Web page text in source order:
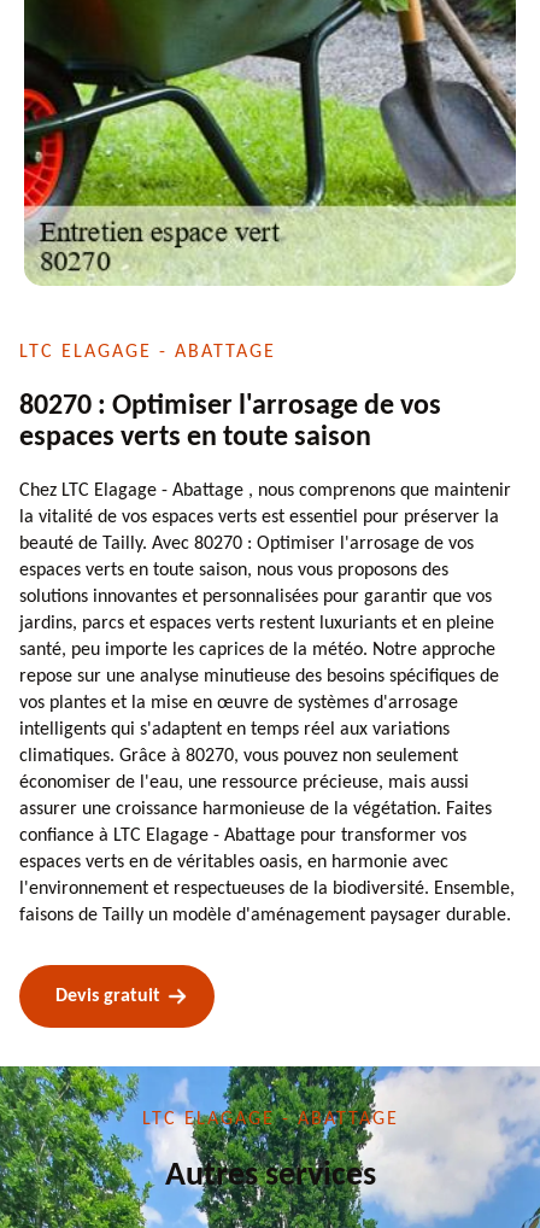
LTC ELAGAGE - ABATTAGE
80270 : Optimiser l'arrosage de vos
espaces verts en toute saison
Chez LTC Elagage - Abattage , nous comprenons que maintenir
la vitalité de vos espaces verts est essentiel pour préserver la
beauté de Tailly. Avec 80270 : Optimiser l'arrosage de vos
espaces verts en toute saison, nous vous proposons des
solutions innovantes et personnalisées pour garantir que vos
jardins, parcs et espaces verts restent luxuriants et en pleine
santé, peu importe les caprices de la météo. Notre approche
repose sur une analyse minutieuse des besoins spécifiques de
vos plantes et la mise en œuvre de systèmes d'arrosage
intelligents qui s'adaptent en temps réel aux variations
climatiques. Grâce à 80270, vous pouvez non seulement
économiser de l'eau, une ressource précieuse, mais aussi
assurer une croissance harmonieuse de la végétation. Faites
confiance à LTC Elagage - Abattage pour transformer vos
espaces verts en de véritables oasis, en harmonie avec
l'environnement et respectueuses de la biodiversité. Ensemble,
faisons de Tailly un modèle d'aménagement paysager durable.
Devis gratuit
LTC ELAGAGE - ABATTAGE
Autres services